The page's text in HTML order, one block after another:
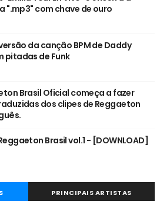
".mp3" com chave de ouro
da canção BPM de Daddy
pitadas de Funk
Brasil Oficial começa a fazer
dos clipes de Reggaeton
Brasil vol.1 - [DOWNLOAD]
PRINCIPAIS ARTISTAS